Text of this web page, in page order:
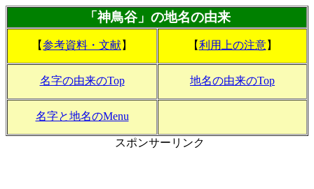
「神鳥谷」の地名の由来
【参考資料・文献】 【利用上の注意】
名字の由来のTop 地名の由来のTop
名字と地名のMenu
スポンサーリンク